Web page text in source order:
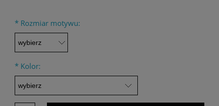
* Rozmiar motywu:
* Kolor: